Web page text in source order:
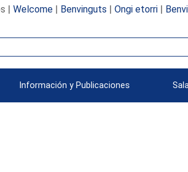
| Welcome| Benvinguts | Ongi etorri|
Información y Publicaciones